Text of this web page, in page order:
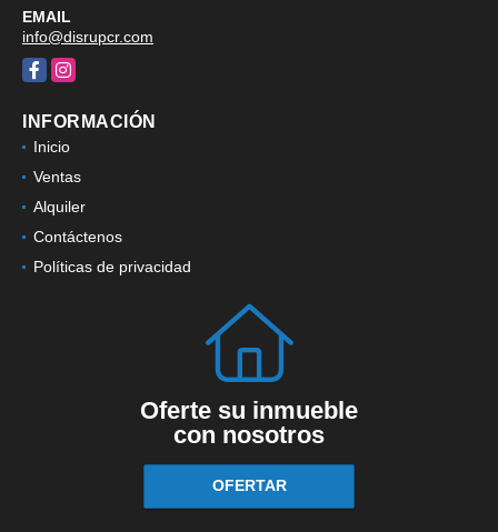
EMAIL
info@disrupcr.com
FacebookInstagram
INFORMACIÓN
Inicio
Ventas
Alquiler
Contáctenos
Políticas de privacidad
Oferte su inmueble
con nosotros
OFERTAR